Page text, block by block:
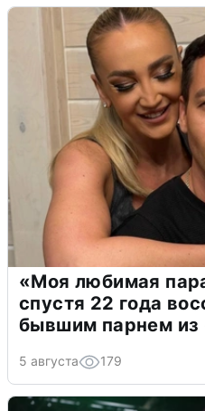
«Моя любимая
спустя 22 года
бывшим парнем
5 августа 179